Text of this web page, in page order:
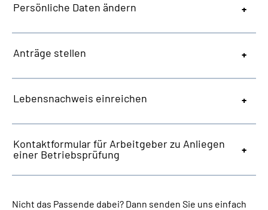
Persönliche Daten ändern
Anträge stellen
Lebensnachweis einreichen
Kontaktformular für Arbeitgeber zu Anliegen
einer Betriebsprüfung
Nicht das Passende dabei? Dann senden Sie uns einfach